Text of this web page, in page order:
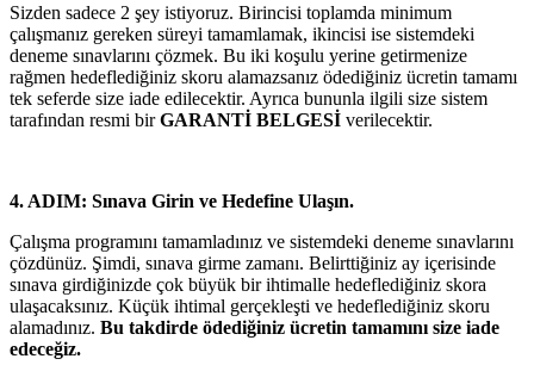
Sizden sadece 2 şey istiyoruz. Birincisi toplamda minimum
çalışmanız gereken süreyi tamamlamak, ikincisi ise sistemdeki
deneme sınavlarını çözmek. Bu iki koşulu yerine getirmenize
rağmen hedeflediğiniz skoru alamazsanız ödediğiniz ücretin tamamı
tek seferde size iade edilecektir. Ayrıca bununla ilgili size sistem
tarafından resmi birGARANTİ BELGESİ verilecektir.
4. ADIM: Sınava Girin ve Hedefine Ulaşın.
Çalışma programını tamamladınız ve sistemdeki deneme sınavlarını
çözdünüz. Şimdi, sınava girme zamanı. Belirttiğiniz ay içerisinde
sınava girdiğinizde çok büyük bir ihtimalle hedeflediğiniz skora
ulaşacaksınız. Küçük ihtimal gerçekleşti ve hedeflediğiniz skoru
alamadınız. Bu takdirde ödediğiniz ücretin tamamını size iade
edeceğiz.